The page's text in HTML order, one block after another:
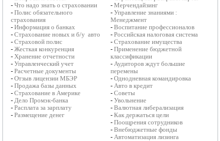
-Что надо знать о страховании
-Полис обязательного
страхования
-Информация о банках
-Страхование новых и б/у авто
-Страховой полис
-Жесткая конкуренция
- Хранение отчетности
-Управленческий учет
-Расчетные документы
-Отзыв лицензии МБЭР
-Продажа базы данных
-Страхование в Америке
- Дело Промэк-банка
-Расплата за зарплату
-Размещение денег
-Мерчендайзинг
-Управление знаниями :
Менеджмент
-Воспитание профессионалов
-Российская налоговая система
-Страхование имущества
-Применение бюджетной
классификации
- Аудиторов ждут большие
перемены
-Однодневная командировка
- Авто в кредит
-Советы
-Увольнение
-Валютная либерализация
-Как держаться цели
-Поощрения сотрудников
-Внебюджетные фонды
- Автоматизация лизинга